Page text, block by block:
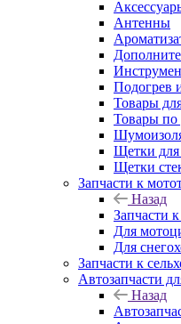
Антенны
Подогрев
Товары
Товары по
Щетки для
Щетки
Запчасти к
Назад
Запчасти
Для
Для
Запчасти к
Автозапчасти
Назад